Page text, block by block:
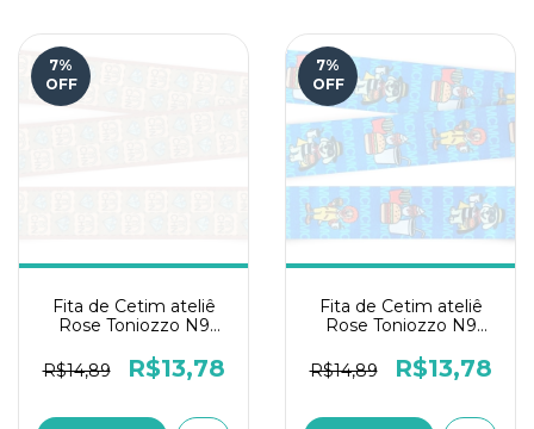
7%
OFF
Fita de Cetim ateliê
Rose Toniozzo N9
R$14,89
R$13,78
7%
OFF
Fita de Cetim ateliê
Rose Toniozzo N9
R$14,89
R$13,78